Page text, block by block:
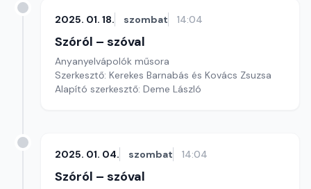
2025. 01. 18. szombat 14:04
Szóról – szóval
Anyanyelvápolók műsora
Szerkesztő: Kerekes Barnabás és Kovács Zsuzsa
Alapító szerkesztő: Deme László
2025. 01. 04. szombat 14:04
Szóról – szóval